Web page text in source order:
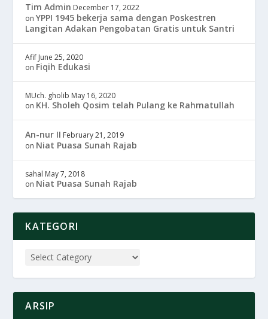
Tim Admin December 17, 2022
onYPPI 1945 bekerja sama dengan Poskestren
Langitan Adakan Pengobatan Gratis untuk Santri
Afif June 25, 2020
on Fiqih Edukasi
MUch. gholib May 16, 2020
on KH. Sholeh Qosim telah Pulang ke Rahmatullah
An-nur II February 21, 2019
on Niat Puasa Sunah Rajab
sahal May 7, 2018
on Niat Puasa Sunah Rajab
KATEGORI
ARSIP